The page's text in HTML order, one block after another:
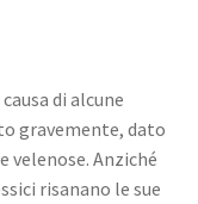
di alcune
gravemente, dato
velenose. Anziché
risanano le sue